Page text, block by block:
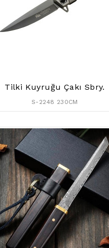
Tilki Kuyruğu Çakı Sbry.
S-2248 230CM